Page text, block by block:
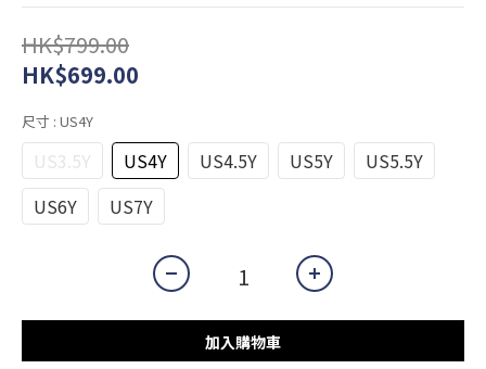
HK$799.00
HK$699.00
尺寸 : US4Y
US3.5Y US4Y US4.5Y US5Y
US5.5Y
US6Y
US7Y
加入購物車